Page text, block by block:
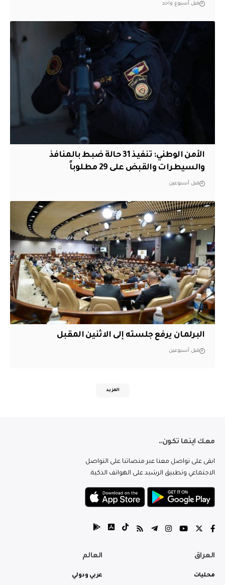
قبل أسبوع واحد
الأمن الوطني: تنفيذ 31 حالة ضبط بالمنافذ
والسيطرات والقبض على 29 مطلوباً
قبل أسبوعين
البرلمان يرفع جلسته إلى الاثنين المقبل
قبل أسبوعين
المزيد
معك اينما تكون..
ابقى على تواصل معنا عبر منصاتنا على التواصل
الاجتماعي وتطبيق الرشيد على الهواتف الذكية.
العراق
محليات
العالم
عربي ودولي